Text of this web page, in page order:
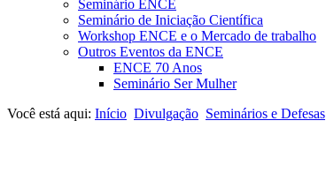
Seminário ENCE
Seminário de Iniciação Científica
Workshop ENCE e o Mercado de trabalho
Outros Eventos da ENCE
ENCE 70 Anos
Seminário Ser Mulher
Você está aqui: Início Divulgação Seminários e Defesas